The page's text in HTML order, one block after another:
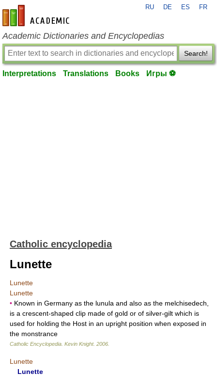
en-academic.com
RU DE ES FR
Academic Dictionaries and Encyclopedias
Search!
Interpretations Translations Books Игры ⚽
Catholic encyclopedia
Lunette
Lunette
Lunette
• Known in Germany as the lunula and also as the melchisedech,
is a crescent-shaped clip made of gold or of silver-gilt which is
used for holding the Host in an upright position when exposed in
the monstrance
Catholic Encyclopedia Kevin Knight. 2006
Lunette
Lunette